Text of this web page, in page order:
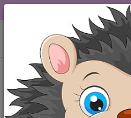
DOPRAVA OD 49,-
+420 777259248
po-pá 6-18 hod